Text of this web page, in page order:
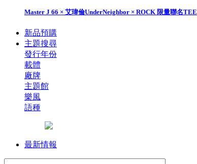
Master J 66 × 艾瑋倫UnderNeighbor × ROCK 限量聯名TEE
新品預購
主題搜尋
發行年份
載體
廠牌
主題館
樂風
語種
最新情報